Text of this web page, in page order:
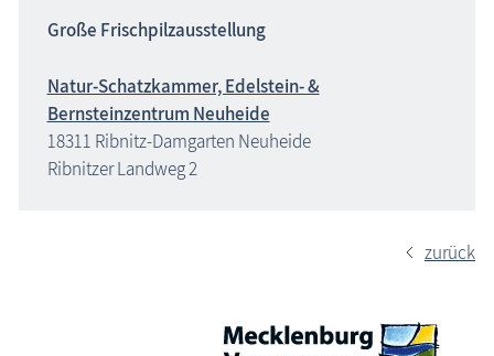
Große Frischpilzausstellung
Natur-Schatzkammer, Edelstein- &
Bernsteinzentrum Neuheide
18311 Ribnitz-Damgarten Neuheide
Ribnitzer Landweg 2
zurück